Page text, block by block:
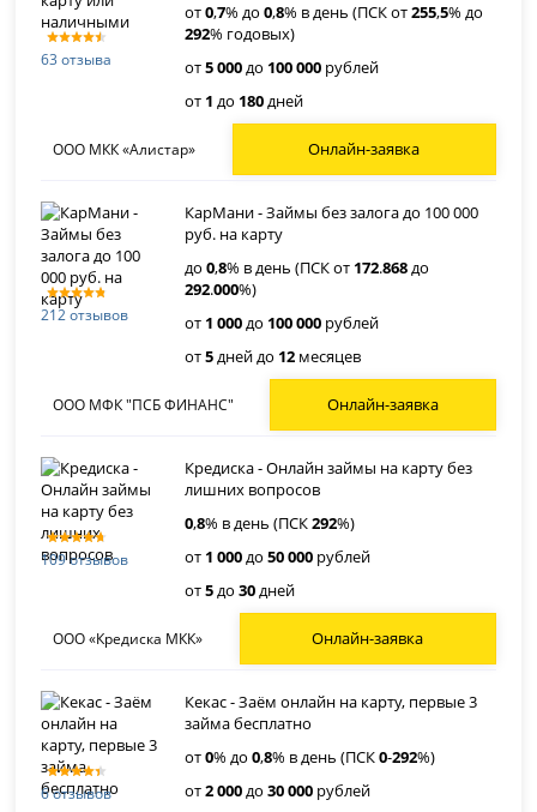
63 отзыва
от0,7% до0,8% в день (ПСК от255,5% до
292% годовых)
от5 000до 100 000 рублей
от 1 до 180дней
ООО МКК «Алистар» Онлайн-заявка
212 отзывов
КарМани - Займы без залога до 100 000
руб. на карту
до0,8% в день (ПСК от 172.868до
292.000%)
от 1 000до 100 000 рублей
от5дней до 12 месяцев
ООО МФК "ПСБ ФИНАНС" Онлайн-заявка
109 отзывов
Кредиска - Онлайн займы на карту без
лишних вопросов
0,8% в день (ПСК292%)
от 1 000до50 000 рублей
от5до30дней
ООО «Кредиска МКК» Онлайн-заявка
6 отзывов
Кекас - Заём онлайн на карту, первые 3
займа бесплатно
от0% до0,8% в день (ПСК0-292%)
от2 000до30 000 рублей